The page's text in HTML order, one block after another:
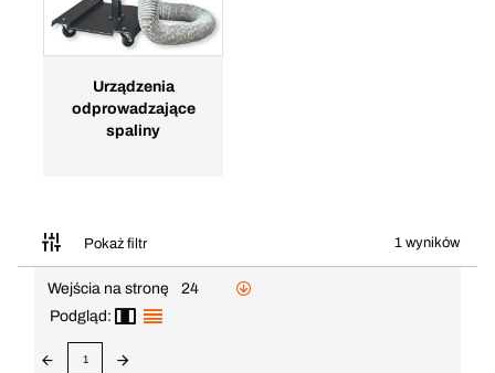
Urządzenia
odprowadzające
spaliny
Pokaż filtr 1 wyników
Wejścia na stronę
24
Podgląd:
1